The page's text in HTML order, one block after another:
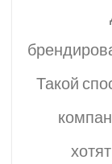
Такой